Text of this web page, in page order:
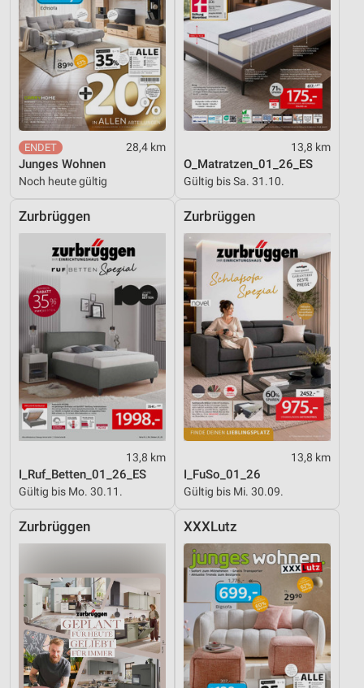
28,4 km
Junges Wohnen
Noch heute gültig
13,8 km
O_Matratzen_01_26_ES
Gültig bis Sa. 31.10.
Zurbrüggen
13,8 km
I_Ruf_Betten_01_26_ES
Gültig bis Mo. 30.11.
Zurbrüggen
13,8 km
I_FuSo_01_26
Gültig bis Mi. 30.09.
Zurbrüggen XXXLutz